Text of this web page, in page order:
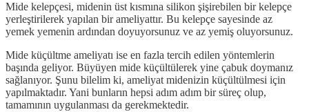
Mide kelepçesi, midenin üst kısmına silikon şişirebilen bir kelepçe
yerleştirilerek yapılan bir ameliyattır. Bu kelepçe sayesinde az
yemek yemenin ardından doyuyorsunuz ve az yemiş oluyorsunuz.
Mide küçültme ameliyatı ise en fazla tercih edilen yöntemlerin
başında geliyor. Büyüyen mide küçültülerek yine çabuk doymanız
sağlanıyor. Şunu bilelim ki, ameliyat midenizin küçültülmesi için
yapılmaktadır. Yani bunların hepsi adım adım bir süreç olup,
tamamının uygulanması da gerekmektedir.